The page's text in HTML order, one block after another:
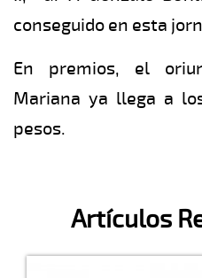
conseguido en esta
En premios, el
Mariana ya llega a
pesos.
Artículos